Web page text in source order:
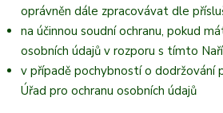
oprávněn dále zpracovávat dle
na účinnou soudní ochranu, pokud
osobních údajů v rozporu s tímto
v případě pochybností o dodržování
Úřad pro ochranu osobních údajů